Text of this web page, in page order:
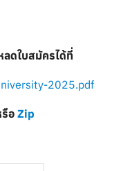
ดใบสมัครได้ที่
2025.pdf
อ Zip